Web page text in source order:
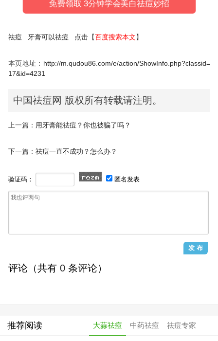
免费领取 3分钟学会美白祛痘妙招
祛痘 牙膏可以祛痘 点击【百度搜索本文】
本页地址： http://m.qudou86.com/e/action/ShowInfo.php?classid=
17&id=4231
中国祛痘网 版权所有转载请注明。
上一篇： 用牙膏能祛痘？你也被骗了吗？
下一篇： 祛痘一直不成功？怎么办？
验证码： 匿名发表
评论（共有 0 条评论）
推荐阅读 大蒜祛痘 中药祛痘 祛痘专家